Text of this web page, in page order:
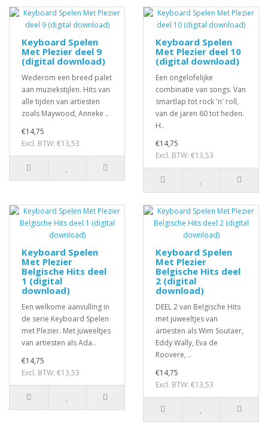
Keyboard Spelen
Met Plezier deel 9
(digital download)
Wederom een breed palet
aan muziekstijlen. Hits van
alle tijden van artiesten
zoals Maywood, Anneke ..
€14,75
Excl. BTW: €13,53
Keyboard Spelen
Met Plezier deel 10
(digital download)
Een ongelofelijke
combinatie van songs. Van
smartlap tot rock 'n' roll,
van de jaren 60 tot heden.
H..
€14,75
Excl. BTW: €13,53
Keyboard Spelen
Met Plezier
Belgische Hits deel
1 (digital
download)
Een welkome aanvulling in
de serie Keyboard Spelen
met Plezier. Met juweeltjes
van artiesten als Ada..
€14,75
Excl. BTW: €13,53
Keyboard Spelen
Met Plezier
Belgische Hits deel
2 (digital
download)
DEEL 2 van Belgische Hits
met juweeltjes van
artiesten als Wim Soutaer,
Eddy Wally, Eva de
Roovere, ..
€14,75
Excl. BTW: €13,53